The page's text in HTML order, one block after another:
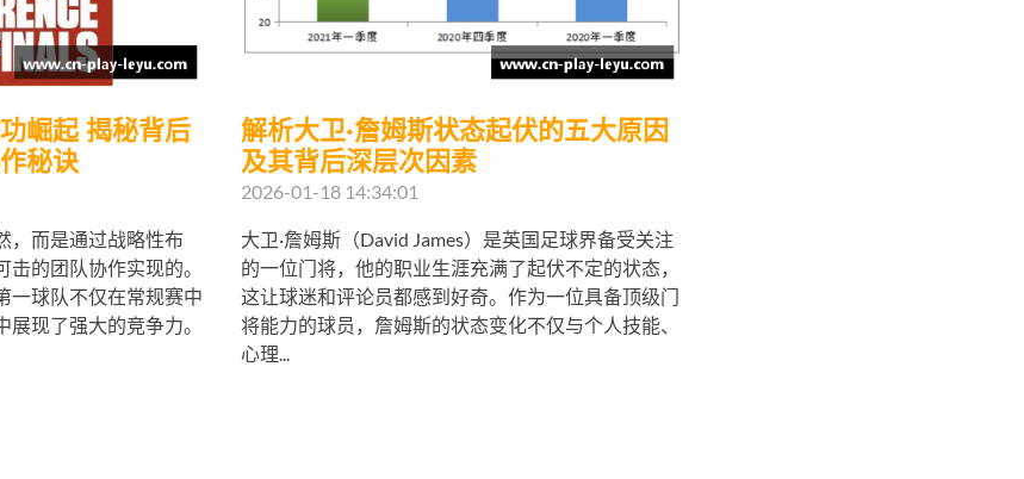
崛起 揭秘背后
秘诀
，而是通过战略性布
的团队协作实现的。
一球队不仅在常规赛中
现了强大的竞争力。
解析大卫·詹姆斯状态起伏的五大原因
及其背后深层次因素
2026-01-18 14:34:01
大卫·詹姆斯（David James）是英国足球界备受关注
的一位门将，他的职业生涯充满了起伏不定的状态，
这让球迷和评论员都感到好奇。作为一位具备顶级门
将能力的球员，詹姆斯的状态变化不仅与个人技能、
心理...